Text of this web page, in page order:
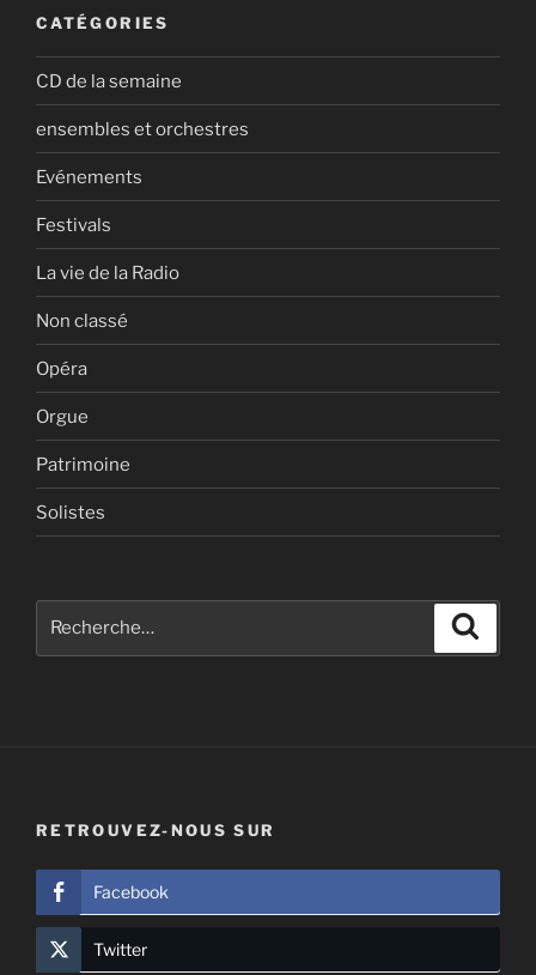
CATÉGORIES
CD de la semaine
ensembles et orchestres
Evénements
Festivals
La vie de la Radio
Non classé
Opéra
Orgue
Patrimoine
Solistes
RETROUVEZ-NOUS SUR
Facebook
Twitter